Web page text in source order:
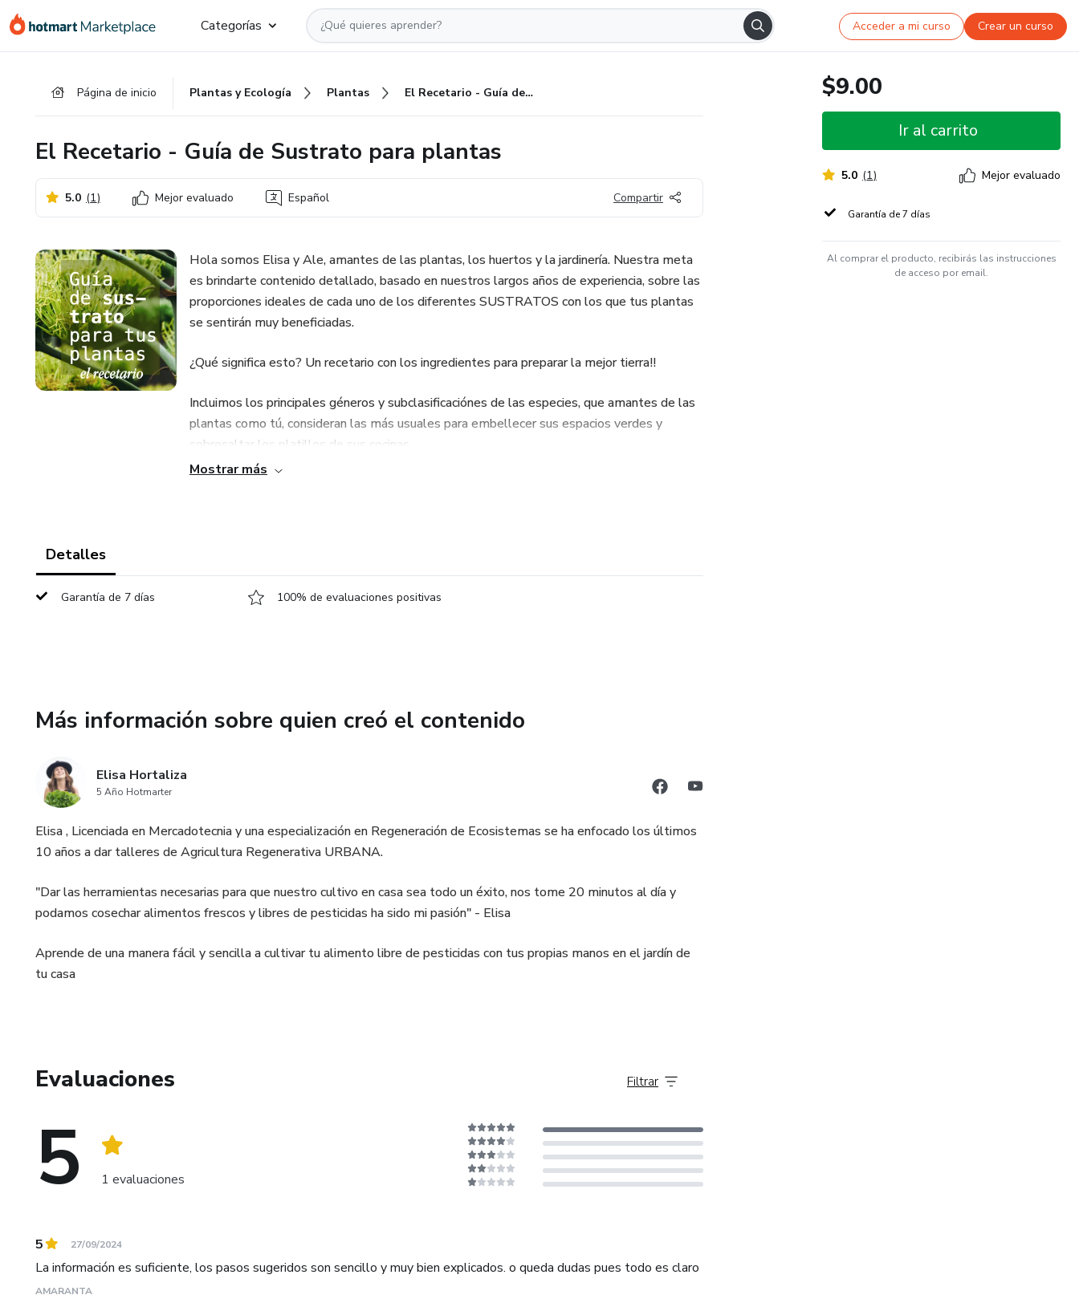
Categorías Acceder a mi curso Crear un curso
Página de inicio Plantas y Ecología Plantas El Recetario - Guía de Sustrato para plantas
El Recetario - Guía de Sustrato para plantas
5.0 (1) Mejor evaluado Español Compartir
Hola somos Elisa y Ale, amantes de las plantas, los huertos y la jardinería. Nuestra meta
es brindarte contenido detallado, basado en nuestros largos años de experiencia, sobre las
proporciones ideales de cada uno de los diferentes SUSTRATOS con los que tus plantas
se sentirán muy beneficiadas.
¿Qué significa esto? Un recetario con los ingredientes para preparar la mejor tierra!!
Incluimos los principales géneros y subclasificaciónes de las especies, que amantes de las
plantas como tú, consideran las más usuales para embellecer sus espacios verdes y
sobresaltar los platillos de sus cocinas.
Mostrar más
Detalles
Garantía de 7 días 100% de evaluaciones positivas
Más información sobre quien creó el contenido
Elisa Hortaliza
5 Año Hotmarter
Elisa , Licenciada en Mercadotecnia y una especialización en Regeneración de Ecosistemas se ha enfocado los últimos
10 años a dar talleres de Agricultura Regenerativa URBANA.
"Dar las herramientas necesarias para que nuestro cultivo en casa sea todo un éxito, nos tome 20 minutos al día y
podamos cosechar alimentos frescos y libres de pesticidas ha sido mi pasión" - Elisa
Aprende de una manera fácil y sencilla a cultivar tu alimento libre de pesticidas con tus propias manos en el jardín de
tu casa
Evaluaciones
5 1 evaluaciones
Filtrar
5 27/09/2024
La información es suficiente, los pasos sugeridos son sencillo y muy bien explicados. o queda dudas pues todo es claro
AMARANTA
$9.00
Ir al carrito
5.0 (1) Mejor evaluado
Garantía de 7 días
Al comprar el producto, recibirás las instrucciones
de acceso por email.